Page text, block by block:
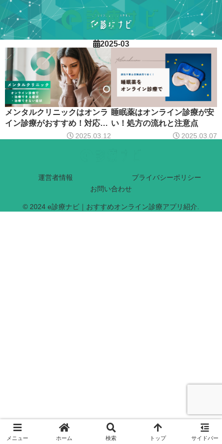
2025-03
メンタルクリニックはオンラ
イン診療がおすすめ！対応で
きる症状と注意点
2025.03.12
睡眠薬はオンライン診療が安
い！処方の流れと注意点
2025.03.07
運営者情報
プライバシーポリシー
お問い合わせ
© 2024 e診療ナビ｜おすすめオンライン診療アプリ紹介.
メニュー ホーム 検索 トップ サイドバー